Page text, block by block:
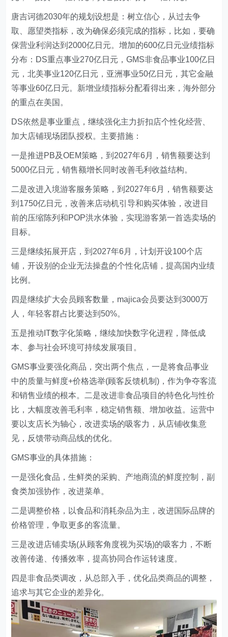
唐吉诃德2030年的规划设想是：树立信心，从过去争
取、愿望类指标，改为确保必须完成的指标，比如，要确
保营业利润达到2000亿日元。增加的600亿日元业绩指标
分布：DS重点事业270亿日元，GMS非食品事业100亿日
元，北美事业120亿日元，亚洲事业50亿日元，其它金融
等事业60亿日元。新增业绩指标分配看得出来，海外部分
的重点在美国。
DS依然是事业重点，继续强化主力折扣店个性化经营、
加大店铺现场团队授权。主要措施：
一是推进PB及OEM策略，到2027年6月，销售额要达到
5000亿日元，销售额增长同时改善毛利收益结构。
二是改进入境游客服务策略，到2027年6月，销售额要达
到1750亿日元，改善来店动机引导和购买体验，改进目
前的压缩陈列和POP洪水体验，实现游客第一首选卖场的
目标。
三是继续拓展开店，到2027年6月，计划开设100个店
铺，开设别的企业无法操盘的个性化店铺，提高国内业绩
比例。
四是继续扩大会员顾客数量，majica会员要达到3000万
人，年轻客群占比要达到50%。
五是推动IT数字化策略，继续加快数字化进程，降低成
本、参与社会环境可持续发展项目。
GMS事业要强化商品，突出两个焦点，一是将食品事业
中的质量与鲜度+价格选举(顾客反馈机制)，作为争夺客流
和销售业绩的根本。二是改进非食品项目的特色化与性价
比，大幅度改善毛利率，稳定销售额、增加收益。运营中
要以支店长为轴心，改进卖场的吸客力，从店铺收集意
见，反馈带动商品线的优化。
GMS事业的具体措施：
一是强化食品，生鲜类的采购、产地商流的鲜度控制，副
食类加强协作，改进菜单。
二是调整价格，以食品和消耗杂品为主，改进国际品牌的
价格管理，争取更多的客流量。
三是改进店铺卖场(从顾客角度视为买场)的吸客力，不断
改善传递、传播效率，提高协同合作运转速度。
四是非食品类调改，从总部入手，优化品类商品的调整，
追求与其它企业的差异化。